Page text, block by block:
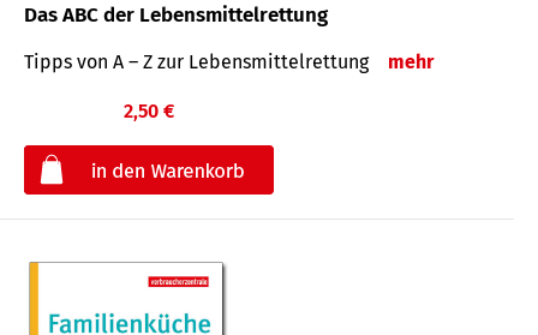
Das ABC der Lebensmittelrettung
Tipps von A – Z zur Lebensmittelrettung mehr
2,50 €